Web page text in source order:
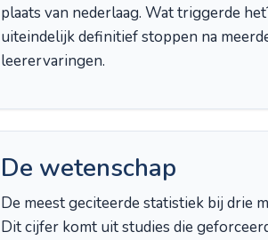
plaats van nederlaag. Wat triggerde
uiteindelijk definitief stoppen na
leerervaringen.
De wetenschap
De meest geciteerde statistiek bij drie
Dit cijfer komt uit studies die